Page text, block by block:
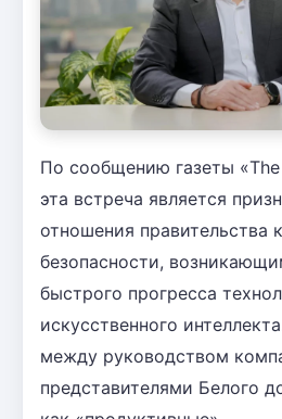
По сообщению газеты
эта встреча является
отношения правительства
безопасности,
быстрого прогресса
искусственного
между руководством
представителями Белого